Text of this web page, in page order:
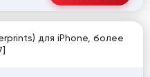
для iPhone, более